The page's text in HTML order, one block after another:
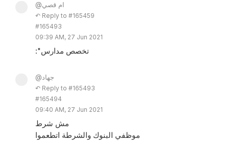
@ام قصي
↶ Reply to #165459
#165493
09:39 AM, 27 Jun 2021
:"تخصص مدارس
@جهاد
↶ Reply to #165493
#165494
09:40 AM, 27 Jun 2021
مش شرط
موظفي البنوك والشرطة اتطعموا